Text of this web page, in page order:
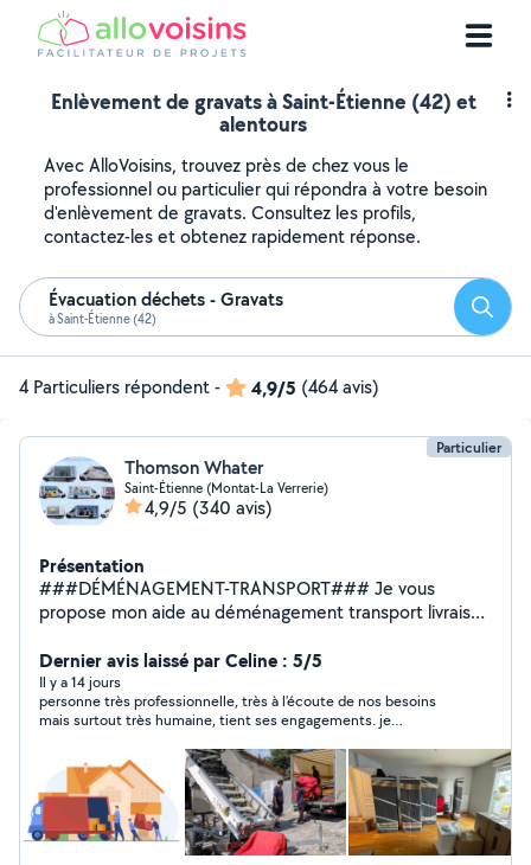
Enlèvement de gravats à Saint-Étienne (42) et
alentours
Avec AlloVoisins, trouvez près de chez vous le
professionnel ou particulier qui répondra à votre besoin
d'enlèvement de gravats. Consultez les profils,
contactez-les et obtenez rapidement réponse.
Évacuation déchets - Gravats
à Saint-Étienne (42)
4 Particuliers répondent- 4,9/5 (464 avis)
Particulier
Thomson Whater
Saint-Étienne (Montat-La Verrerie)
4,9/5 (340 avis)
Présentation
###DÉMÉNAGEMENT-TRANSPORT### Je vous
propose mon aide au déménagement transport livraison
les magasins Conforama but électro dépôt Ikea ou chez
des particuliers Équiper par diable chariot sangle
couverture de protection je propose un travail propre
efficace et soigneux n'hésitez à contacter
Dernier avis laissé par Celine : 5/5
Il y a 14 jours
personne très professionnelle, très à l'écoute de nos besoins
mais surtout très humaine, tient ses engagements. je